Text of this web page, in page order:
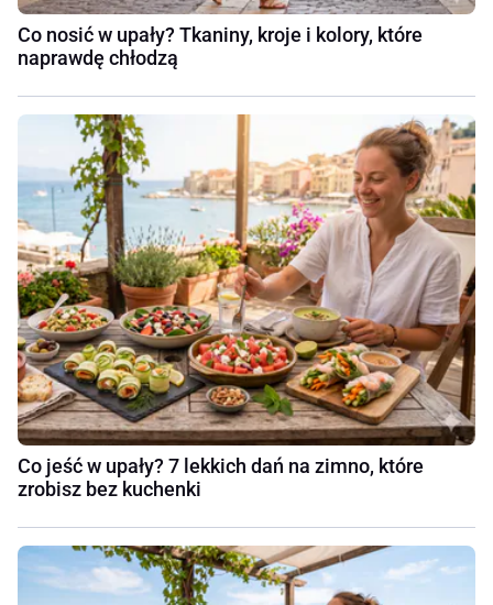
Co nosić w upały? Tkaniny, kroje i kolory, które
naprawdę chłodzą
Co jeść w upały? 7 lekkich dań na zimno, które
zrobisz bez kuchenki